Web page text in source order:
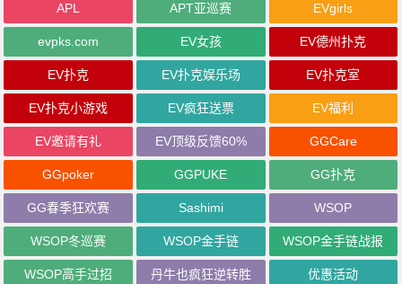
APL APT亚巡赛 EVgirls
evpks.com EV女孩 EV德州扑克
EV扑克 EV扑克娱乐场 EV扑克室
EV扑克小游戏 EV疯狂送票 EV福利
EV邀请有礼 EV顶级反馈60% GGCare
GGpoker GGPUKE GG扑克
GG春季狂欢赛 Sashimi WSOP
WSOP冬巡赛 WSOP金手链 WSOP金手链战报
WSOP高手过招 丹牛也疯狂逆转胜 优惠活动